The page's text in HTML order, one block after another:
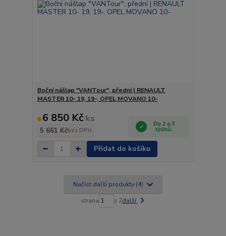
Boční nášlap "VANTour", přední | RENAULT
MASTER 10- 19, 19-, OPEL MOVANO 10-
6 850 Kč/ks
5 661 Kčbez DPH
Do 2 a 3
týdnů.
Přidat do košíku
Načíst další produkty (4)
strana z 2další